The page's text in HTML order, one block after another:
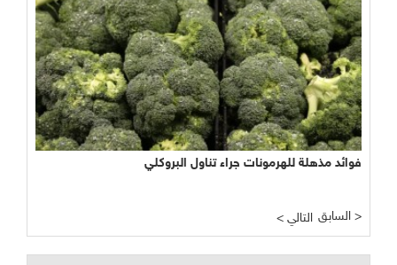
فوائد مذهلة للهرمونات جراء تناول البروكلي
< التالي السابق >